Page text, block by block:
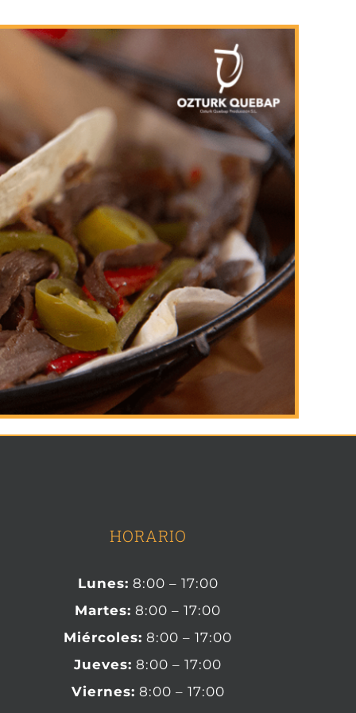
HORARIO
Lunes: 8:00 – 17:00
Martes: 8:00 – 17:00
Miércoles: 8:00 – 17:00
Jueves: 8:00 – 17:00
Viernes: 8:00 – 17:00